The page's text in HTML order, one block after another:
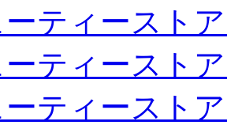
ティースト
ティースト
ティースト